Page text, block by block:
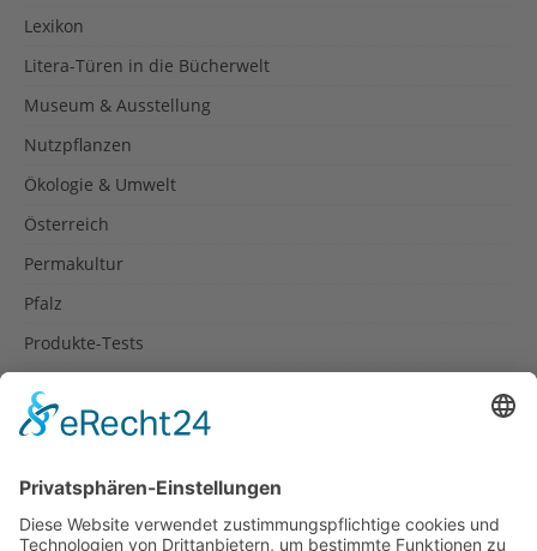
Lexikon
Litera-Türen in die Bücherwelt
Museum & Ausstellung
Nutzpflanzen
Ökologie & Umwelt
Österreich
Permakultur
Pfalz
Produkte-Tests
Rezepte
Spanien
Südtirol